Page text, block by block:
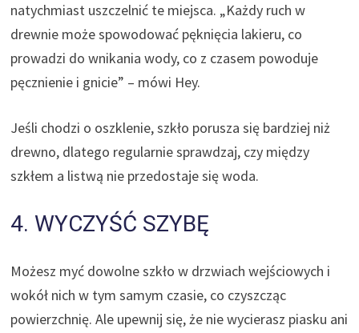
natychmiast uszczelnić te miejsca. „Każdy ruch w
drewnie może spowodować pęknięcia lakieru, co
prowadzi do wnikania wody, co z czasem powoduje
pęcznienie i gnicie” – mówi Hey.
Jeśli chodzi o oszklenie, szkło porusza się bardziej niż
drewno, dlatego regularnie sprawdzaj, czy między
szkłem a listwą nie przedostaje się woda.
4. WYCZYŚĆ SZYBĘ
Możesz myć dowolne szkło w drzwiach wejściowych i
wokół nich w tym samym czasie, co czyszcząc
powierzchnię. Ale upewnij się, że nie wycierasz piasku ani